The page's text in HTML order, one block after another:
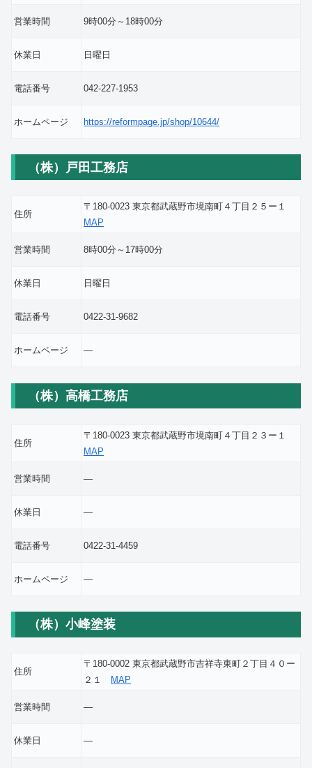
営業時間 9時00分～18時00分
休業日 日曜日
電話番号 042-227-1953
ホームページ https://reformpage.jp/shop/10644/
（株）戸田工務店
住所
〒180-0023 東京都武蔵野市境南町４丁目２５ー１
MAP
営業時間 8時00分～17時00分
休業日 日曜日
電話番号 0422-31-9682
ホームページ ―
（株）高橋工務店
住所
〒180-0023 東京都武蔵野市境南町４丁目２３ー１
MAP
営業時間 ―
休業日 ―
電話番号 0422-31-4459
ホームページ ―
（株）小峰塗装
住所
〒180-0002 東京都武蔵野市吉祥寺東町２丁目４０ー
２１
MAP
営業時間 ―
休業日 ―